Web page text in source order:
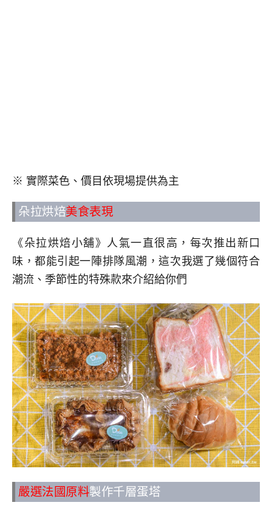
※ 實際菜色、價目依現場提供為主
朵拉烘焙美食表現
《朵拉烘焙小舖》人氣一直很高，每次推出新口
味，都能引起一陣排隊風潮，這次我選了幾個符合
潮流、季節性的特殊款來介紹給你們
嚴選法國原料製作千層蛋塔